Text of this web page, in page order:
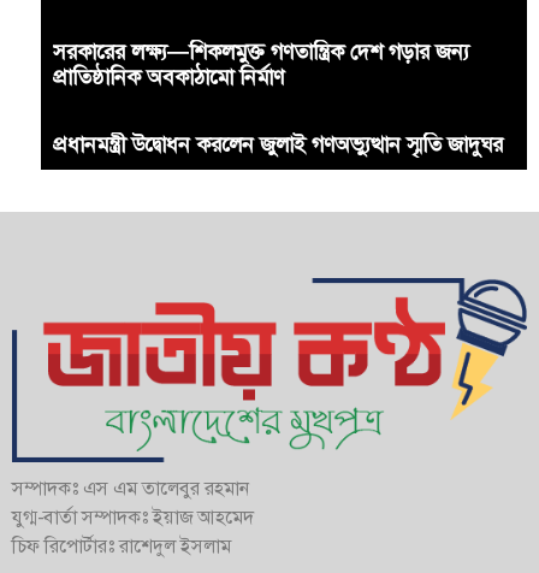
সরকারের লক্ষ্য—শিকলমুক্ত গণতান্ত্রিক দেশ গড়ার জন্য
প্রাতিষ্ঠানিক অবকাঠামো নির্মাণ
প্রধানমন্ত্রী উদ্বোধন করলেন জুলাই গণঅভ্যুত্থান স্মৃতি জাদুঘর
সম্পাদকঃ এস এম তালেবুর রহমান
যুগ্ম-বার্তা সম্পাদকঃ ইয়াজ আহমেদ
চিফ রিপোর্টারঃ রাশেদুল ইসলাম